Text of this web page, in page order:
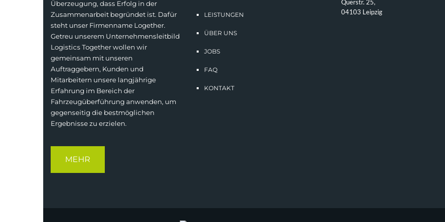
Überzeugung, dass Erfolg in der
Zusammenarbeit begründet ist. Dafür
steht unser Firmenname Logether.
Getreu unserem Unternehmensleitbild
Logistics Together wollen wir
gemeinsam mit unseren
Auftraggebern, Kunden und
Mitarbeitern unsere langjährige
Erfahrung im Bereich der
Fahrzeugüberführung anwenden, um
gegenseitig die bestmöglichen
Ergebnisse zu erzielen.
MEHR
LEISTUNGEN
ÜBER UNS
JOBS
FAQ
KONTAKT
Querstr. 25,
04103 Leipzig